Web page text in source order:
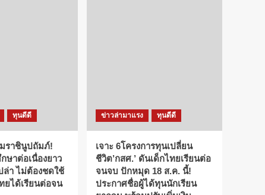
ทุนดีดี
ราชินูปถัมภ์!
ษาต่อเนื่องยาว
ล่า ไม่ต้องชดใช้
ยได้เรียนต่อจน
ข่าวล่ามาแรง ทุนดีดี
เจาะ 6โครงการทุนเปลี่ยน
ชีวิต’กสศ.’ ดันเด็กไทยเรียนต่อ
จนจบ ปักหมุด 18 ส.ค. นี้!
ประกาศชื่อผู้ได้ทุนนักเรียน